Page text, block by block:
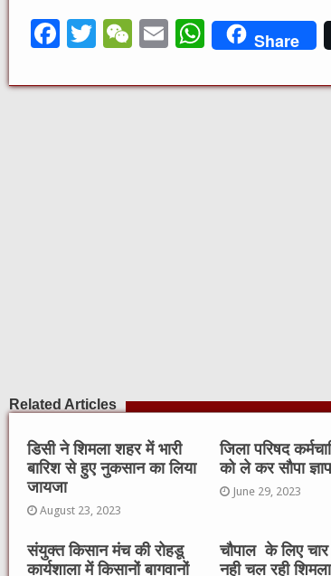
F
c
T
it
W
C
E
ai
W
at
Share
Related Articles
डिसी ने शिमला शहर में भारी
बारिश से हुए नुकसान का लिया
जायजा
August 23, 2023
जिला परिषद
को ले कर सौपा
June 29, 2023
संयुक्त किसान मंच की रोहडू
कार्यशाला में किसानों बागवानों
चौपाल के लिए
नही चल रही